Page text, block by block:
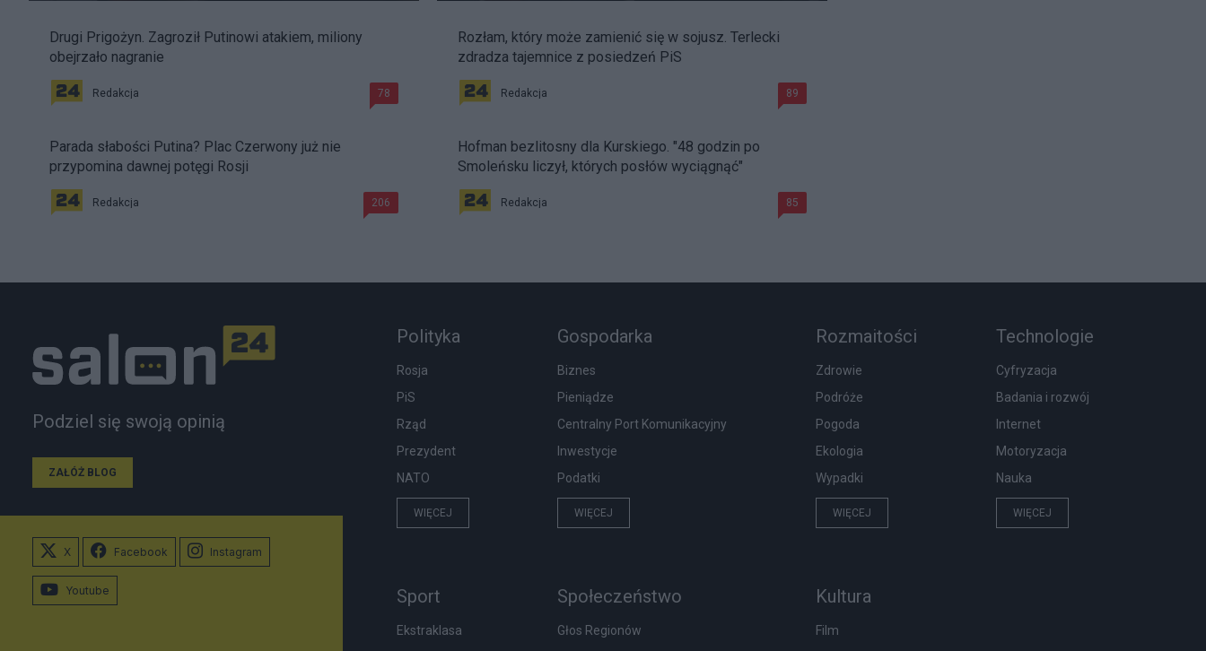
Drugi Prigożyn. Zagroził Putinowi atakiem, miliony
obejrzało nagranie
Redakcja 78
Parada słabości Putina? Plac Czerwony już nie
przypomina dawnej potęgi Rosji
Redakcja 206
Rozłam, który może zamienić się w sojusz. Terlecki
zdradza tajemnice z posiedzeń PiS
Redakcja 89
Hofman bezlitosny dla Kurskiego. "48 godzin po
Smoleńsku liczył, których posłów wyciągnąć"
Redakcja 85
Podziel się swoją opinią
ZAŁÓŻ BLOG
Polityka
Rosja
PiS
Rząd
Prezydent
NATO
WIĘCEJ
Gospodarka
Biznes
Pieniądze
Centralny Port Komunikacyjny
Inwestycje
Podatki
WIĘCEJ
Rozmaitości
Zdrowie
Podróże
Pogoda
Ekologia
Wypadki
WIĘCEJ
Technologie
Cyfryzacja
Badania i rozwój
Internet
Motoryzacja
Nauka
WIĘCEJ
Sport
Ekstraklasa
Społeczeństwo
Głos Regionów
Kultura
Film
X Facebook Instagram
Youtube